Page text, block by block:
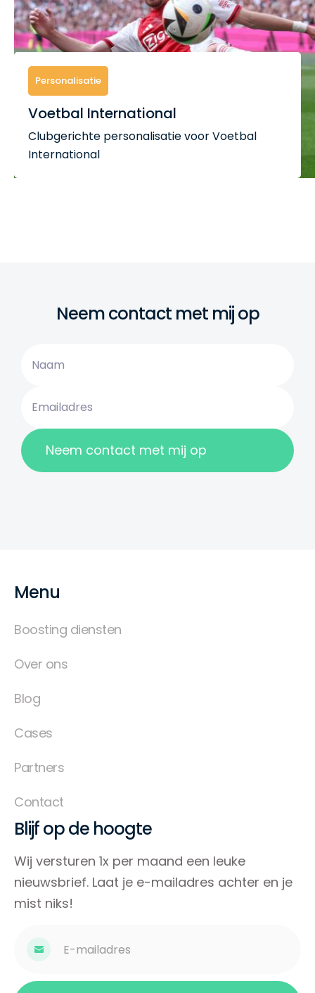
Personalisatie
Voetbal International
Clubgerichte personalisatie voor Voetbal
International
Neem contact met mij op
Menu
Boosting diensten
Over ons
Blog
Cases
Partners
Contact
Blijf op de hoogte
Wij versturen 1x per maand een leuke
nieuwsbrief. Laat je e-mailadres achter en je
mist niks!